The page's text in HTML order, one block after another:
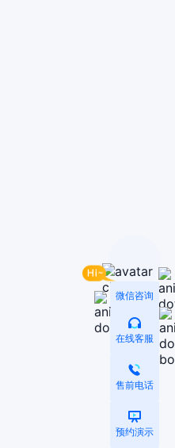
微信咨询
在线客服
售前电话
预约演示